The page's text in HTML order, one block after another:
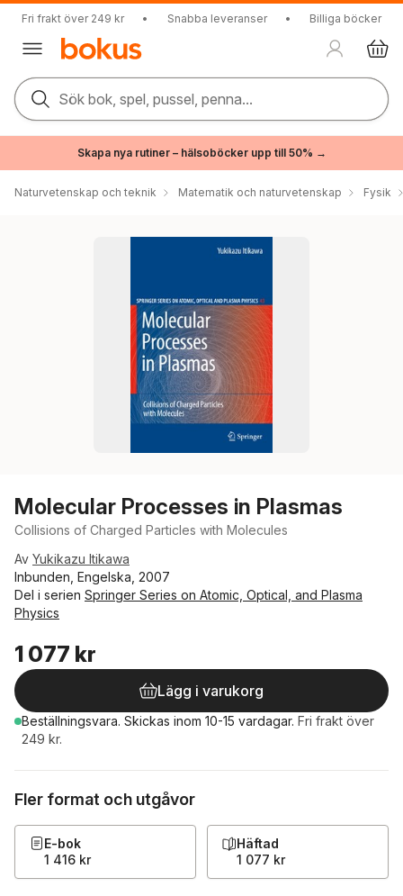
Fri frakt över 249 kr • Snabba leveranser • Billiga böcker
Sök bok, spel, pussel, penna...
Skapa nya rutiner – hälsoböcker upp till 50% →
Naturvetenskap och teknik Matematik och naturvetenskap Fysik
Molecular Processes in Plasmas
Collisions of Charged Particles with Molecules
Av Yukikazu Itikawa
Inbunden, Engelska, 2007
Del i serien Springer Series on Atomic, Optical, and Plasma
Physics
1 077 kr
Lägg i varukorg
Beställningsvara. Skickas inom 10-15 vardagar. Fri frakt över
249 kr.
Fler format och utgåvor
E-bok
1 416 kr
Häftad
1 077 kr